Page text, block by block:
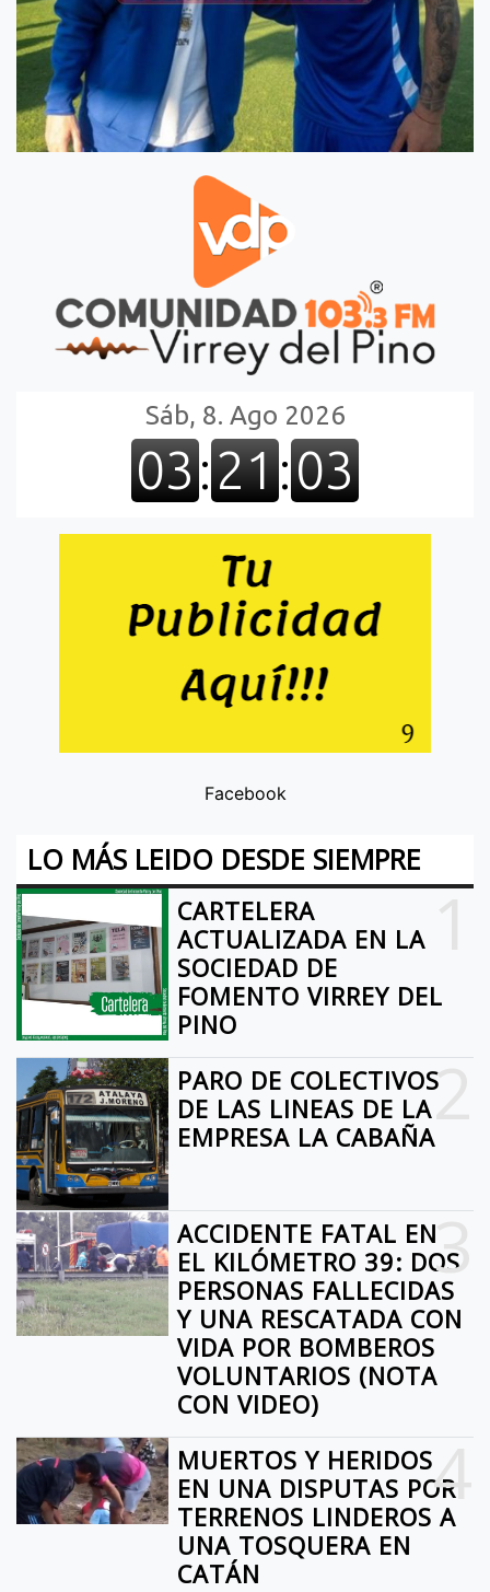
Facebook
LO MÁS LEIDO DESDE SIEMPRE
CARTELERA
ACTUALIZADA EN LA
SOCIEDAD DE
FOMENTO VIRREY DEL
PINO
2
PARO DE COLECTIVOS
DE LAS LINEAS DE LA
EMPRESA LA CABAÑA
3
ACCIDENTE FATAL EN
EL KILÓMETRO 39: DOS
PERSONAS FALLECIDAS
Y UNA RESCATADA CON
VIDA POR BOMBEROS
VOLUNTARIOS (NOTA
CON VIDEO)
4
MUERTOS Y HERIDOS
EN UNA DISPUTAS POR
TERRENOS LINDEROS A
UNA TOSQUERA EN
CATÁN